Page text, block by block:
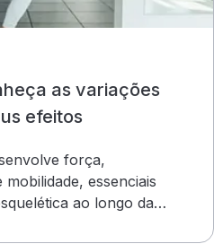
as variações
efeitos
força,
essenciais
ao longo da